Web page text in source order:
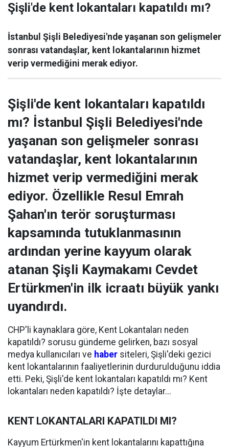
Şişli'de kent lokantaları kapatıldı mı?
İstanbul Şişli Belediyesi'nde yaşanan son gelişmeler
sonrası vatandaşlar, kent lokantalarının hizmet
verip vermediğini merak ediyor.
Şişli'de kent lokantaları kapatıldı
mı? İstanbul Şişli Belediyesi'nde
yaşanan son gelişmeler sonrası
vatandaşlar, kent lokantalarının
hizmet verip vermediğini merak
ediyor. Özellikle Resul Emrah
Şahan'ın terör soruşturması
kapsamında tutuklanmasının
ardından yerine kayyum olarak
atanan Şişli Kaymakamı Cevdet
Ertürkmen'in ilk icraatı büyük yankı
uyandırdı.
CHP'li kaynaklara göre, Kent Lokantaları neden
kapatıldı? sorusu gündeme gelirken, bazı sosyal
medya kullanıcıları ve haber siteleri, Şişli'deki gezici
kent lokantalarının faaliyetlerinin durdurulduğunu iddia
etti. Peki, Şişli'de kent lokantaları kapatıldı mı? Kent
lokantaları neden kapatıldı? İşte detaylar...
KENT LOKANTALARI KAPATILDI MI?
Kayyum Ertürkmen'in kent lokantalarını kapattığına